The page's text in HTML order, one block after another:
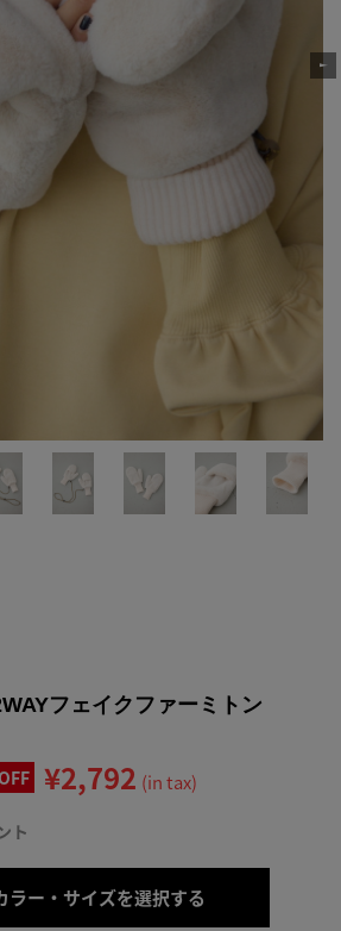
フェイクファーミトン
¥2,792 (in tax)
ト
ラー・サイズを選択する